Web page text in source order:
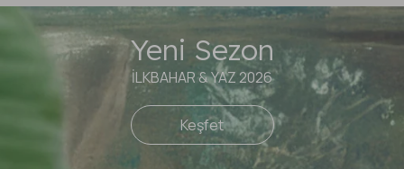
Yeni Sezon
İLKBAHAR & YAZ 2026
Keşfet